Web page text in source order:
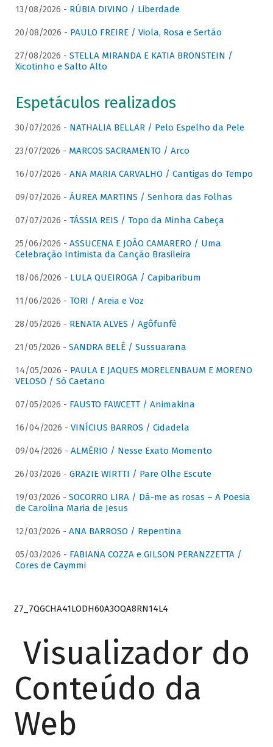
13/08/2026 - RÚBIA DIVINO / Liberdade
20/08/2026 - PAULO FREIRE / Viola, Rosa e Sertão
27/08/2026 - STELLA MIRANDA E KATIA BRONSTEIN /
Xicotinho e Salto Alto
Espetáculos realizados
30/07/2026 - NATHALIA BELLAR / Pelo Espelho da Pele
23/07/2026 - MARCOS SACRAMENTO / Arco
16/07/2026 - ANA MARIA CARVALHO / Cantigas do Tempo
09/07/2026 - ÁUREA MARTINS / Senhora das Folhas
07/07/2026 - TÁSSIA REIS / Topo da Minha Cabeça
25/06/2026 - ASSUCENA E JOÃO CAMARERO / Uma
Celebração Intimista da Canção Brasileira
18/06/2026 - LULA QUEIROGA / Capibaribum
11/06/2026 - TORI / Areia e Voz
28/05/2026 - RENATA ALVES / Agôfunfè
21/05/2026 - SANDRA BELÊ / Sussuarana
14/05/2026 - PAULA E JAQUES MORELENBAUM E MORENO
VELOSO / Só Caetano
07/05/2026 - FAUSTO FAWCETT / Animakina
16/04/2026 - VINÍCIUS BARROS / Cidadela
09/04/2026 - ALMÉRIO / Nesse Exato Momento
26/03/2026 - GRAZIE WIRTTI / Pare Olhe Escute
19/03/2026 - SOCORRO LIRA / Dá-me as rosas – A Poesia
de Carolina Maria de Jesus
12/03/2026 - ANA BARROSO / Repentina
05/03/2026 - FABIANA COZZA e GILSON PERANZZETTA /
Cores de Caymmi
Z7_7QGCHA41LODH60A3OQA8RN14L4
Visualizador do
Conteúdo da
Web